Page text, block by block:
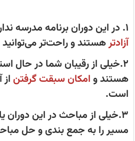
1. در این دوران برنامه مدرسه ندارید و روزهای شما
آزاد‌ترهستند و راحت‌تر می‌توانید
2.خیلی از رقیبان شما در حال
هستند وامکان سبقت گرفتن
است.
3.خیلی از مباحث در این دوران
مسیر را به جمع بندی و حل